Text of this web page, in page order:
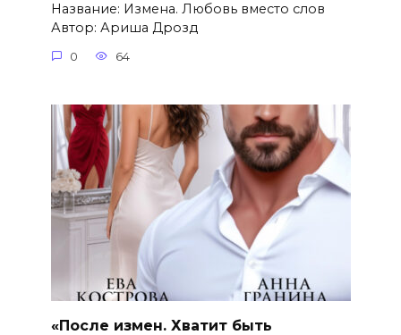
Название: Измена. Любовь вместо слов
Автор: Ариша Дрозд
0 64
«После измен. Хватит быть